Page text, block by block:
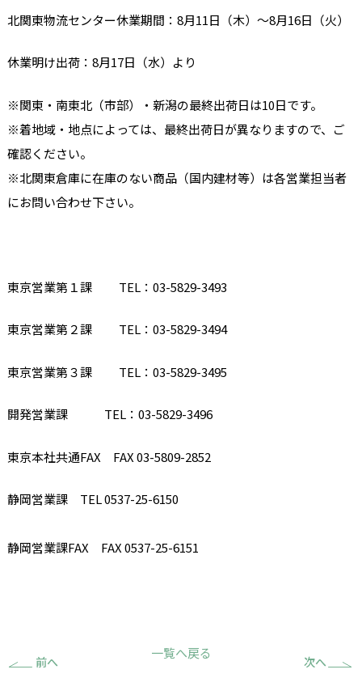
北関東物流センター休業期間：8月11日（木）～8月16日（火）
休業明け出荷：8月17日（水）より
※関東・南東北（市部）・新潟の最終出荷日は10日です。
※着地域・地点によっては、最終出荷日が異なりますので、ご
確認ください。
※北関東倉庫に在庫のない商品（国内建材等）は各営業担当者
にお問い合わせ下さい。
東京営業第１課 TEL： 03-5829-3493
東京営業第２課 TEL： 03-5829-3494
東京営業第３課 TEL： 03-5829-3495
開発営業課 TEL： 03-5829-3496
東京本社共通FAX FAX 03-5809-2852
静岡営業課 TEL 0537-25-6150
静岡営業課FAX FAX 0537-25-6151
前へ
一覧へ戻る
次へ